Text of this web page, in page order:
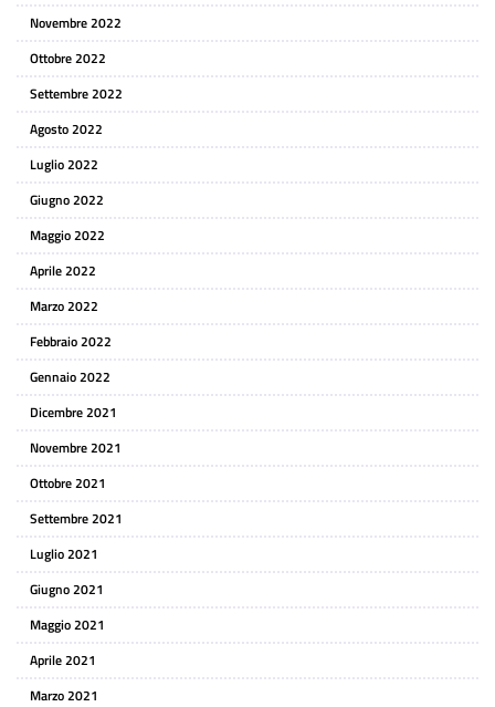
Novembre 2022
Ottobre 2022
Settembre 2022
Agosto 2022
Luglio 2022
Giugno 2022
Maggio 2022
Aprile 2022
Marzo 2022
Febbraio 2022
Gennaio 2022
Dicembre 2021
Novembre 2021
Ottobre 2021
Settembre 2021
Luglio 2021
Giugno 2021
Maggio 2021
Aprile 2021
Marzo 2021